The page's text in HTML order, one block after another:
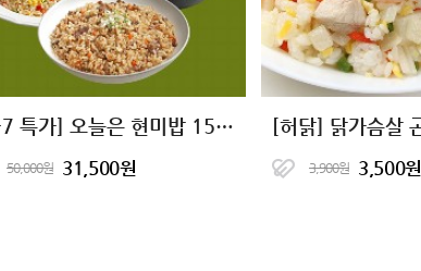
[7+7 특가] 오늘은 현미밥 15종 골라담기
50,000원 31,500원 3,900원 3,500원